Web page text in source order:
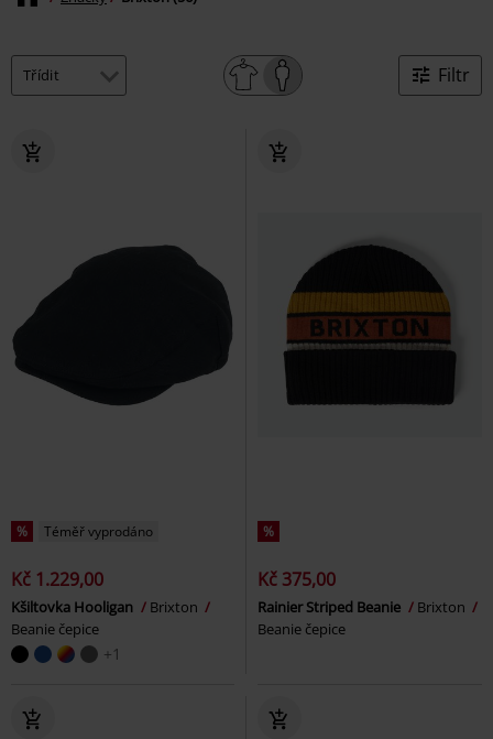
Filtr
% Téměř vyprodáno
Kč 1.229,00
Kšiltovka Hooligan
Brixton
Beanie čepice
+1
%
Kč 375,00
Rainier Striped Beanie
Brixton
Beanie čepice